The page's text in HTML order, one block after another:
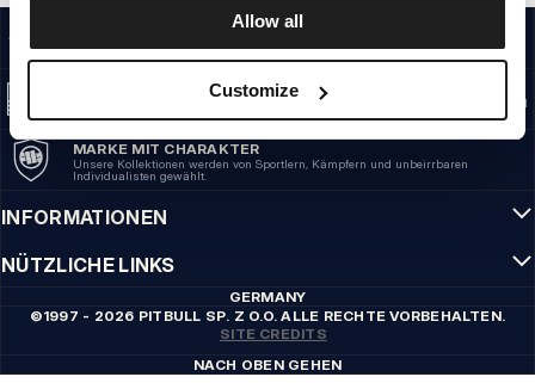
Allow all
Customize
QUALITÄT HAT FÜR UNS PRIORITÄT
Materialien und Liebe zum Detail machen wir keine Kompromisse.
Unsere Wurzeln reichen zurück ins San Diego der frühen 1990er Jahre. Unser Stil
MARKE MIT CHARAKTER
Unsere Kollektionen werden von Sportlern, Kämpfern und unbeirrbaren
Individualisten gewählt.
INFORMATIONEN
NÜTZLICHE LINKS
GERMANY
©1997 - 2026 PITBULL SP. Z O.O. ALLE RECHTE VORBEHALTEN.
SITE CREDITS
NACH OBEN GEHEN